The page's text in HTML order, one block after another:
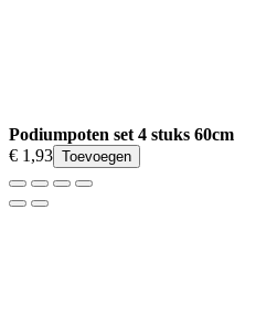
Podiumpoten set 4 stuks 60cm
€ 1,93 Toevoegen